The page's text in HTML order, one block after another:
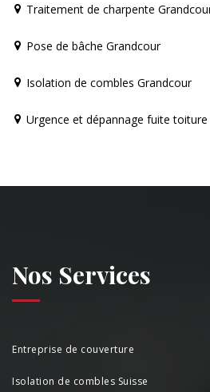
Traitement de charpente
Pose de bâche Grandcour
Isolation de combles Grandcour
Urgence et dépannage fuite
Nos Services
Entreprise de couverture
Isolation de combles Suisse